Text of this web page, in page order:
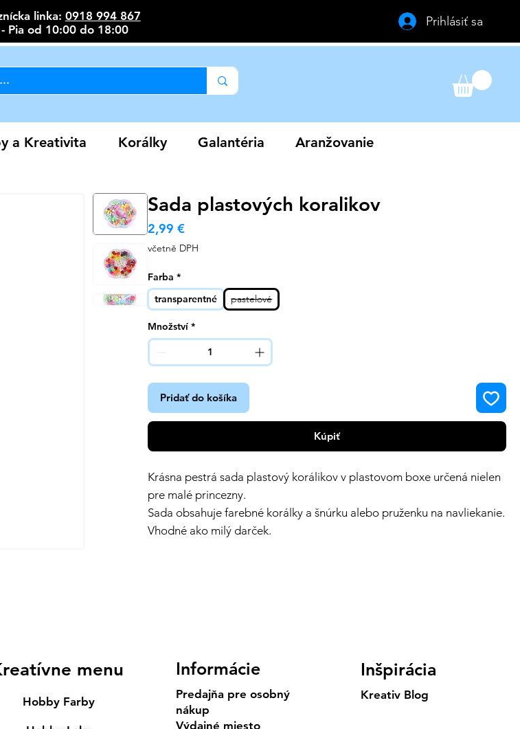
linka: 0918 994 867
- Pia od 10:00 do 18:00
Prihlásiť sa
a Kreativita Korálky Galantéria Aranžovanie
Sada plastových koralikov
2,99 €Cena
včetně DPH
Farba *
transparentné
pastelové
Množství *
Pridať do košíka
Kúpiť
Krásna pestrá sada plastový korálikov v plastovom boxe určená nielen
pre malé princezny.
Sada obsahuje farebné korálky a šnúrku alebo pruženku na navliekanie.
Vhodné ako milý darček.
menu
Hobby Farby
Informácie
Predajňa pre osobný
nákup
Výdajné miesto
Inšpirácia
Kreativ Blog